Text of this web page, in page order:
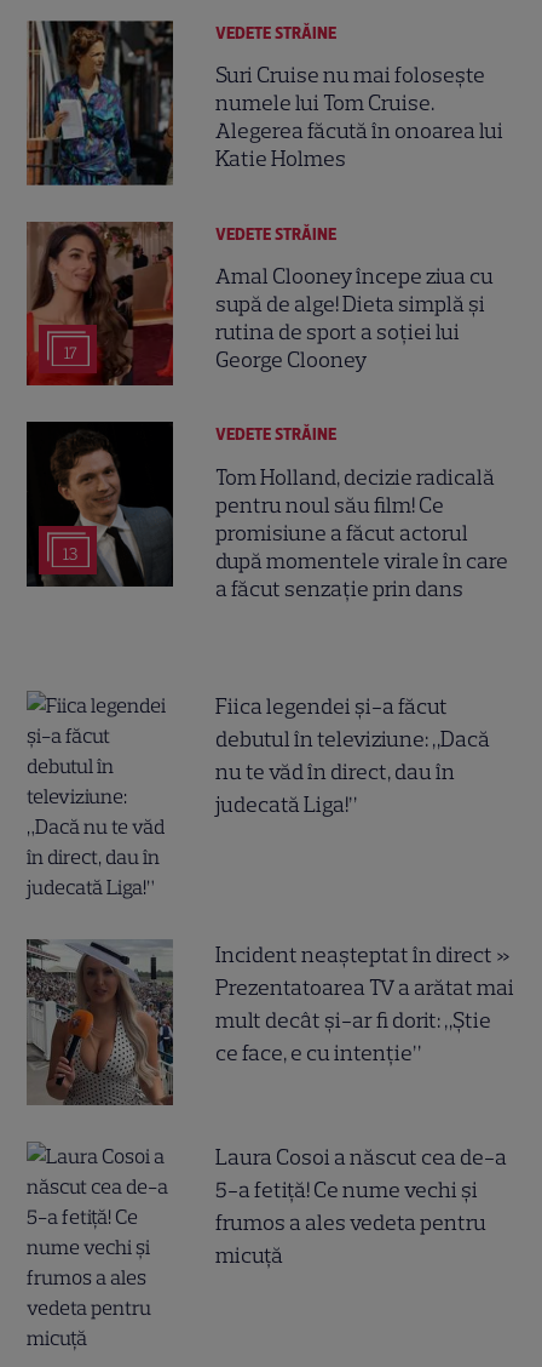
VEDETE STRĂINE
Suri Cruise nu mai folosește
numele lui Tom Cruise.
Alegerea făcută în onoarea lui
Katie Holmes
17
VEDETE STRĂINE
Amal Clooney începe ziua cu
supă de alge! Dieta simplă și
rutina de sport a soției lui
George Clooney
13
VEDETE STRĂINE
Tom Holland, decizie radicală
pentru noul său film! Ce
promisiune a făcut actorul
după momentele virale în care
a făcut senzație prin dans
Fiica legendei și-a făcut
debutul în televiziune: „Dacă
nu te văd în direct, dau în
judecată Liga!”
Incident neașteptat în direct »
Prezentatoarea TV a arătat mai
mult decât și-ar fi dorit: „Știe
ce face, e cu intenție”
Laura Cosoi a născut cea de-a
5-a fetiță! Ce nume vechi și
frumos a ales vedeta pentru
micuță